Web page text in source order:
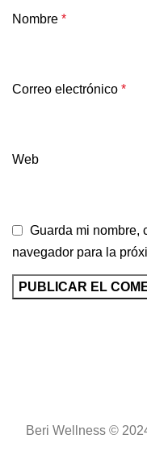
Nombre *
Correo electrónico *
Web
Guarda mi nombre,
navegador para la
Beri Wellness ©